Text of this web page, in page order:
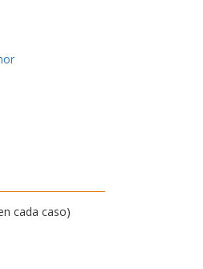
cada caso)